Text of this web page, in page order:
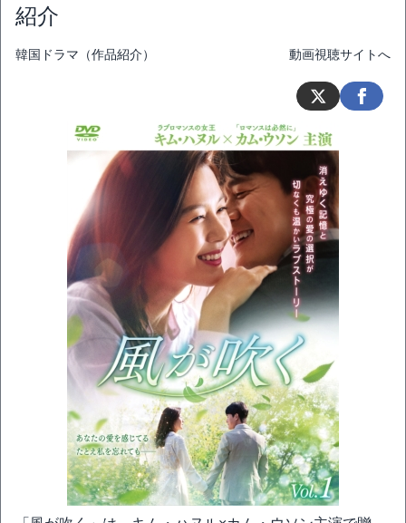
紹介
韓国ドラマ（作品紹介） 動画視聴サイトへ